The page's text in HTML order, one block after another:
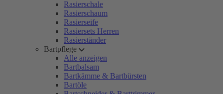
Rasierschale
Rasierschaum
Rasierseife
Rasiersets Herren
Rasierständer
Bartpflege
Alle anzeigen
Bartbalsam
Bartkämme & Bartbürsten
Bartöle